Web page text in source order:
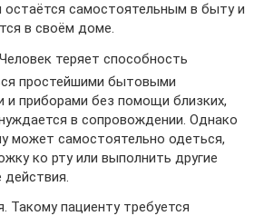
остаётся самостоятельным в быту и
в своём доме.
теряет способность
простейшими бытовыми
и приборами без помощи близких,
в сопровождении. Однако
может самостоятельно одеться,
ко рту или выполнить другие
Такому пациенту требуется